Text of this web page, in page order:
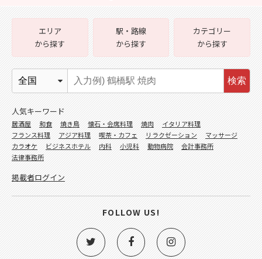
エリア
から探す
駅・路線
から探す
カテゴリー
から探す
検索
人気キーワード
居酒屋 和食 焼き鳥 懐石・会席料理 焼肉
イタリア料理
フランス料理
アジア料理 喫茶・カフェ リラクゼーション
マッサージ
カラオケ
ビジネスホテル 内科 小児科 動物病院
会計事務所
法律事務所
掲載者ログイン
FOLLOW US!